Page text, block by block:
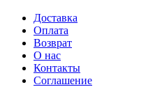
Доставка
Оплата
Возврат
О нас
Контакты
Соглашение